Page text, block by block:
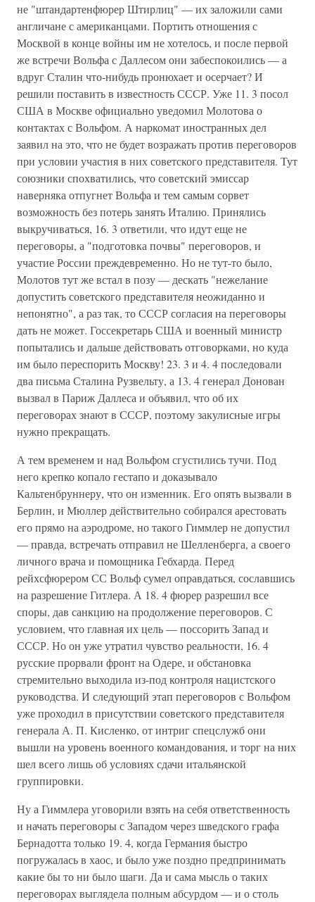
не "штандартенфюрер Штирлиц" — их заложили сами
англичане с американцами. Портить отношения с
Москвой в конце войны им не хотелось, и после первой
же встречи Вольфа с Даллесом они забеспокоились — а
вдруг Сталин что-нибудь пронюхает и осерчает? И
решили поставить в известность СССР. Уже 11. 3 посол
США в Москве официально уведомил Молотова о
контактах с Вольфом. А наркомат иностранных дел
заявил на это, что не будет возражать против переговоров
при условии участия в них советского представителя. Тут
союзники спохватились, что советский эмиссар
наверняка отпугнет Вольфа и тем самым сорвет
возможность без потерь занять Италию. Принялись
выкручиваться, 16. 3 ответили, что идут еще не
переговоры, а "подготовка почвы" переговоров, и
участие России преждевременно. Но не тут-то было,
Молотов тут же встал в позу — дескать "нежелание
допустить советского представителя неожиданно и
непонятно", а раз так, то СССР согласия на переговоры
дать не может. Госсекретарь США и военный министр
попытались и дальше действовать отговорками, но куда
им было переспорить Москву! 23. 3 и 4. 4 последовали
два письма Сталина Рузвельту, а 13. 4 генерал Донован
вызвал в Париж Даллеса и объявил, что об их
переговорах знают в СССР, поэтому закулисные игры
нужно прекращать.
А тем временем и над Вольфом сгустились тучи. Под
него крепко копало гестапо и доказывало
Кальтенбруннеру, что он изменник. Его опять вызвали в
Берлин, и Мюллер действительно собирался арестовать
его прямо на аэродроме, но такого Гиммлер не допустил
— правда, встречать отправил не Шелленберга, а своего
личного врача и помощника Гебхарда. Перед
рейхсфюрером СС Вольф сумел оправдаться, сославшись
на разрешение Гитлера. А 18. 4 фюрер разрешил все
споры, дав санкцию на продолжение переговоров. С
условием, что главная их цель — поссорить Запад и
СССР. Но он уже утратил чувство реальности, 16. 4
русские прорвали фронт на Одере, и обстановка
стремительно выходила из-под контроля нацистского
руководства. И следующий этап переговоров с Вольфом
уже проходил в присутствии советского представителя
генерала А. П. Кисленко, от интриг спецслужб они
вышли на уровень военного командования, и торг на них
шел всего лишь об условиях сдачи итальянской
группировки.
Ну а Гиммлера уговорили взять на себя ответственность
и начать переговоры с Западом через шведского графа
Бернадотта только 19. 4, когда Германия быстро
погружалась в хаос, и было уже поздно предпринимать
какие бы то ни было шаги. Да и сама мысль о таких
переговорах выглядела полным абсурдом — и о столь